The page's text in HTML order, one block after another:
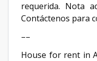
requerida. Nota
Contáctenos para
––
House for rent in